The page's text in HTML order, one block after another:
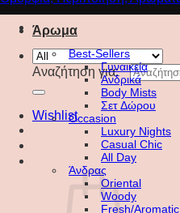
Αναζήτηση για:
Wishlist
Άρωμα
Best-Sellers
Γυναικεία
Ανδρικά
Body Mists
Σετ Δώρου
Occasion
Luxury Nights
Casual Chic
All Day
Άνδρας
Oriental
Woody
Fresh/Aromatic